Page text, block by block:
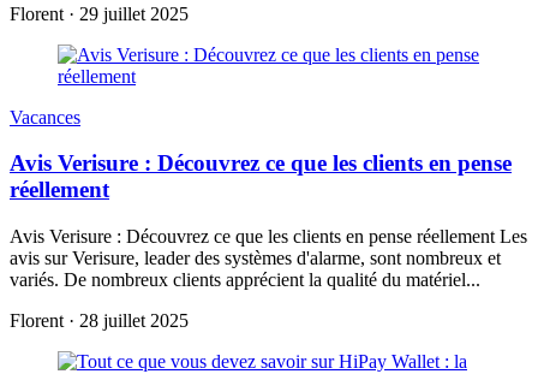
Florent · 29 juillet 2025
Vacances
Avis Verisure : Découvrez ce que les clients en pense
réellement
Avis Verisure : Découvrez ce que les clients en pense réellement Les
avis sur Verisure, leader des systèmes d'alarme, sont nombreux et
variés. De nombreux clients apprécient la qualité du matériel...
Florent · 28 juillet 2025